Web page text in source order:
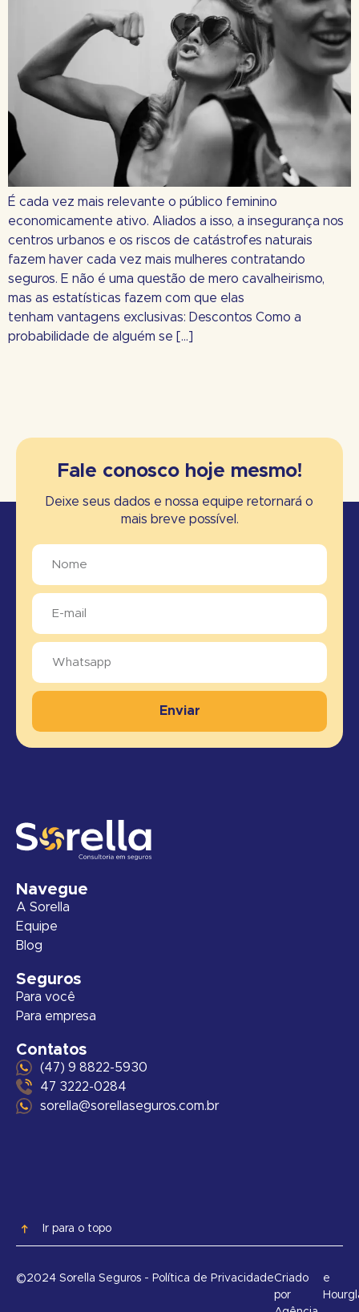
É cada vez mais relevante o público feminino
economicamente ativo. Aliados a isso, a insegurança nos
centros urbanos e os riscos de catástrofes naturais
fazem haver cada vez mais mulheres contratando
seguros. E não é uma questão de mero cavalheirismo,
mas as estatísticas fazem com que elas
tenham vantagens exclusivas: Descontos Como a
probabilidade de alguém se […]
Fale conosco hoje mesmo!
Deixe seus dados e nossa equipe retornará o
mais breve possível.
Enviar
Navegue
A Sorella
Equipe
Blog
Seguros
Para você
Para empresa
Contatos
(47) 9 8822-5930
47 3222-0284
sorella@sorellaseguros.com.br
Ir para o topo
©2024 Sorella Seguros - Política de PrivacidadeCriado
por
e